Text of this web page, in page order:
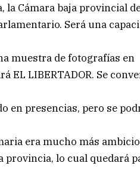
la Cámara baja provincial
Será una
muestra de fotografías en
EL LIBERTADOR. Se
en presencias, pero se
era mucho más
provincia, lo cual quedará